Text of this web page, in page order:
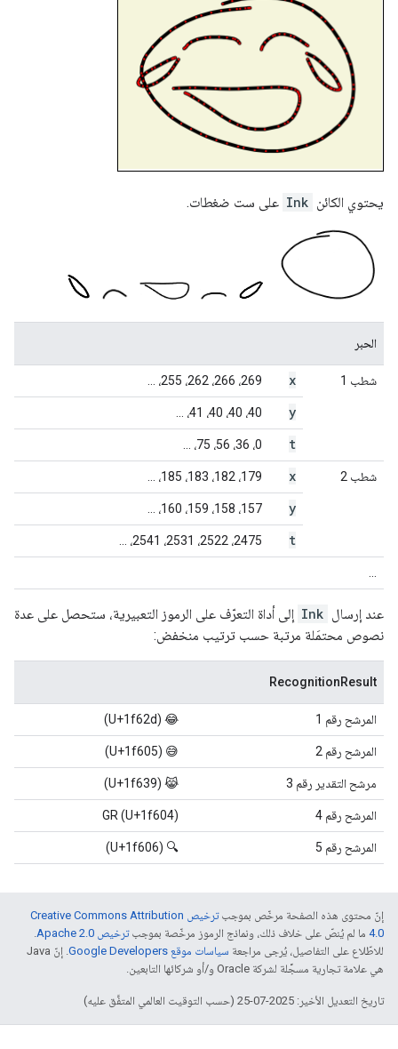
يحتوي الكائن Ink على ست ضغطات.
الحبر
شطب 1 x 269، 266، 262، 255، ...
y 40، 40، 40، 41، ...
t 0، 36، 56، 75، ...
شطب 2 x 179، 182، 183، 185، ...
y 157، 158، 159، 160، ...
t 2475، 2522، 2531، 2541، ...
عند إرسال Ink إلى أداة التعرّف على الرموز التعبيرية، ستحصل على عدة
نصوص محتمَلة مرتبة حسب ترتيب منخفض:
RecognitionResult
المرشح رقم 1 😂 (U+1f62d)
المرشح رقم 2 😅 (U+1f605)
مرشح التقدير رقم 3 😹 (U+1f639)
المرشح رقم 4 GR (U+1f604)
المرشح رقم 5 🔍 (U+1f606)
إنّ محتوى هذه الصفحة مرخّص بموجب
ترخيص Creative Commons Attribution
4.0‏ ما لم يُنصّ على خلاف ذلك، ونماذج الرموز مرخّصة بموجبترخيص Apache 2.0‏
للاطّلاع على التفاصيل، يُرجى مراجعة سياسات موقع Google Developers‏
. إنّ Java
هي علامة تجارية مسجَّلة لشركة Oracle و/أو شركائها التابعين.
تاريخ التعديل الأخير: 2025-07-25 (حسب التوقيت العالمي المتفَّق عليه)